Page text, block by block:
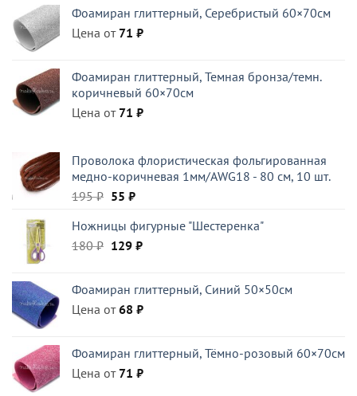
составляла
420 ₽.
294 ₽.
Фоамиран глиттерный, Серебристый 60×70см
Цена от 71 ₽
Фоамиран глиттерный, Темная бронза/темн.
коричневый 60×70см
Цена от 71 ₽
Проволока флористическая фольгированная
медно-коричневая 1мм/AWG18 - 80 см, 10 шт.
195₽ Первоначальная
составляла
195 ₽.
55 ₽Текущая
55 ₽.
Ножницы фигурные "Шестеренка"
180₽ Первоначальная
180 ₽.
129 ₽Текущая
Фоамиран глиттерный, Синий 50×50см
Цена от68 ₽
Фоамиран глиттерный, Тёмно-розовый 60×70см
Цена от 71 ₽